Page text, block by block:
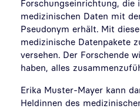
Forschungseinrichtung,
medizinischen Daten mit
Pseudonym erhält. Mit
medizinische Datenpakete
versehen. Der Forschende
haben, alles
Erika Muster-Mayer kann
Heldinnen des